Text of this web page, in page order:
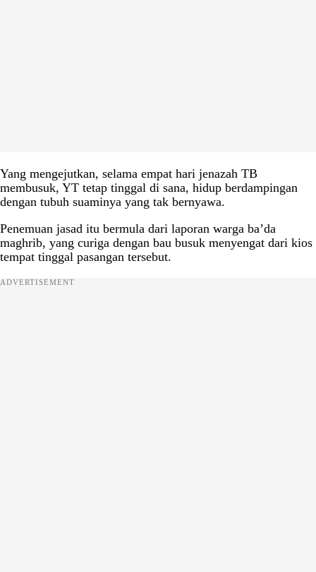
Yang mengejutkan, selama empat hari jenazah TB
membusuk, YT tetap tinggal di sana, hidup berdampingan
dengan tubuh suaminya yang tak bernyawa.
Penemuan jasad itu bermula dari laporan warga ba’da
maghrib, yang curiga dengan bau busuk menyengat dari kios
tempat tinggal pasangan tersebut.
ADVERTISEMENT